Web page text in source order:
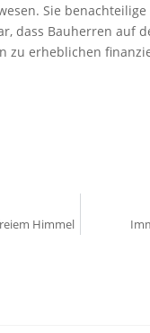
Sie benachteilige
dass Bauherren auf
zu erheblichen
Himmel